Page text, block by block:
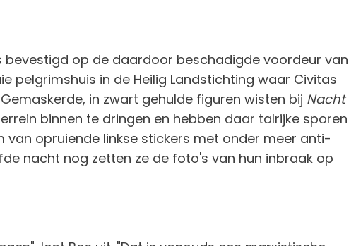
bevestigd op de daardoor beschadigde voordeur van
pelgrimshuis in de Heilig Landstichting waar Civitas
in zwart gehulde figuren wisten bij Nacht
binnen te dringen en hebben daar talrijke sporen
van opruiende linkse stickers met onder meer anti-
nacht nog zetten ze de foto's van hun inbraak op